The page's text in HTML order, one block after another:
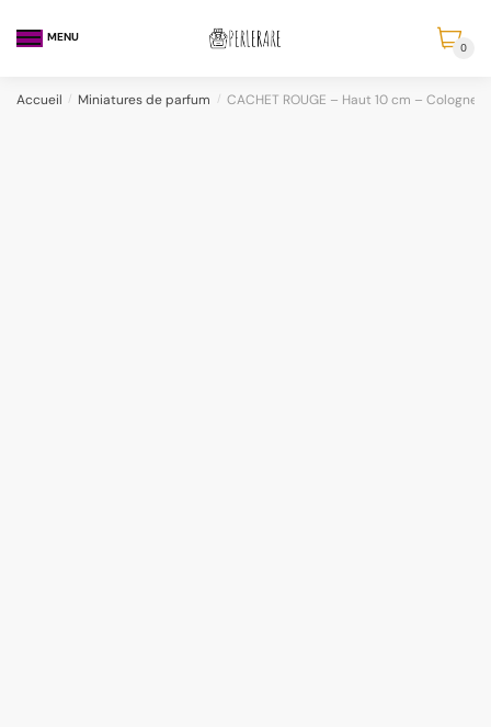
MENU
0
Accueil / Miniatures de parfum / CACHET ROUGE – Haut 10 cm – Cologne